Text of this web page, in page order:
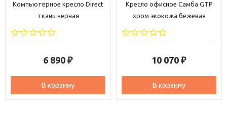
Компьютерное кресло Direct
ткань черная
6 890 ₽
В корзину
Кресло офисное Самба GTP
хром экокожа бежевая
10 070 ₽
В корзину